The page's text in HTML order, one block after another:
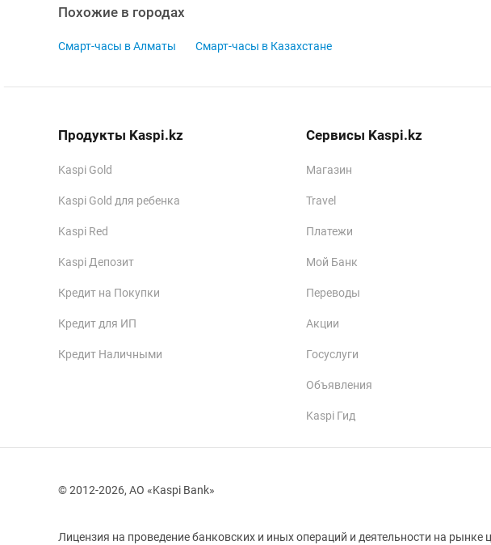
Похожие в городах
Смарт-часы в Алматы Смарт-часы в Казахстане
Продукты Kaspi.kz
Kaspi Gold
Kaspi Gold для ребенка
Kaspi Red
Kaspi Депозит
Кредит на Покупки
Кредит для ИП
Кредит Наличными
Сервисы Kaspi.kz
Магазин
Travel
Платежи
Мой Банк
Переводы
Акции
Госуслуги
Объявления
Kaspi Гид
© 2012-2026, АО «Kaspi Bank»
Лицензия на проведение банковских и иных операций и деятельности на рынке